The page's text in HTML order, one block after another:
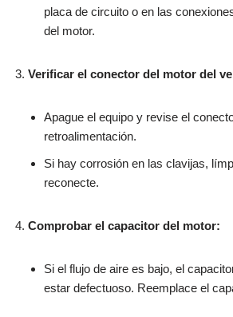
placa de circuito o en las
del motor.
Verificar el conector del motor del
Apague el equipo y revise el
retroalimentación.
Si hay corrosión en las clavijas,
reconecte.
Comprobar el capacitor del motor:
Si el flujo de aire es bajo, el
estar defectuoso. Reemplace el